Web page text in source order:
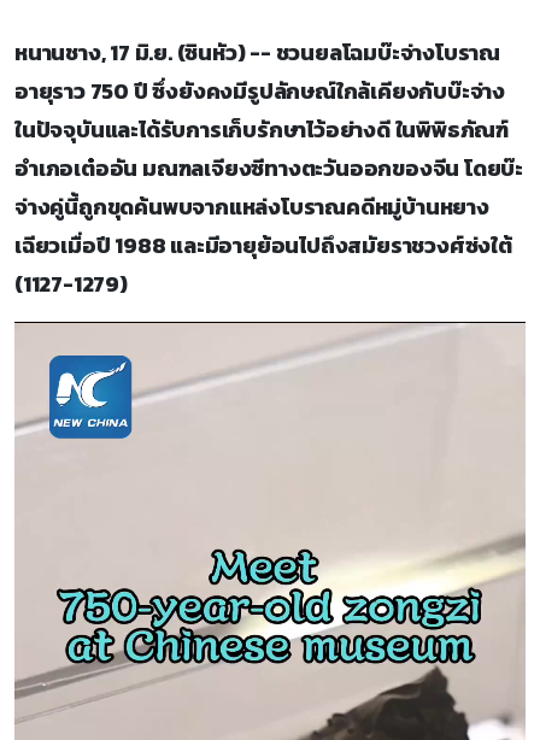
หนานชาง, 17 มิ.ย. (ซินหัว) -- ชวนยลโฉมบ๊ะจ่างโบราณ
อายุราว 750 ปี ซึ่งยังคงมีรูปลักษณ์ใกล้เคียงกับบ๊ะจ่าง
ในปัจจุบันและได้รับการเก็บรักษาไว้อย่างดี ในพิพิธภัณฑ์
อำเภอเต๋ออัน มณฑลเจียงซีทางตะวันออกของจีน โดยบ๊ะ
จ่างคู่นี้ถูกขุดค้นพบจากแหล่งโบราณคดีหมู่บ้านหยาง
เฉียวเมื่อปี 1988 และมีอายุย้อนไปถึงสมัยราชวงศ์ซ่งใต้
(1127-1279)